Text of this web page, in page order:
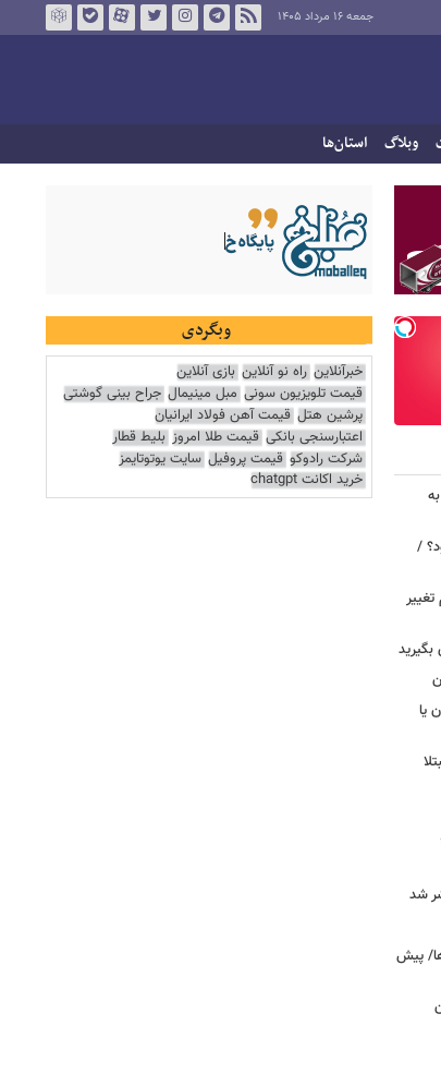
جمعه ۱۶ مرداد ۱۴۰۵
وبلاگ استان‌ها
/
یا
۲۰
شد
پیش
وبگردی
خبرآنلاین راه نو آنلاین بازی آنلاین
قیمت تلویزیون سونی مبل مینیمال جراح بینی گوشتی
پرشین هتل قیمت آهن فولاد ایرانیان
اعتبارسنجی بانکی قیمت طلا امروز بلیط قطار
شرکت رادوکو قیمت پروفیل سایت یوتوتایمز
خرید اکانت chatgpt